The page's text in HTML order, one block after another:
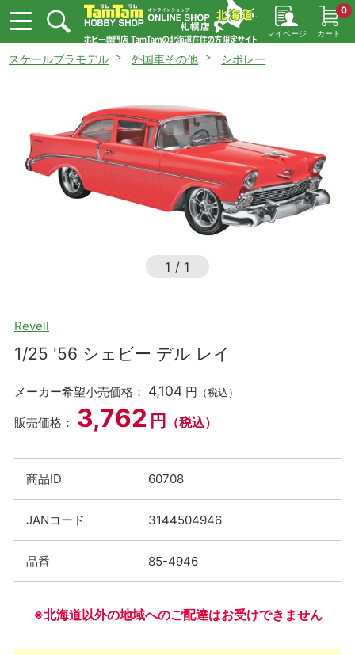
マイページ カート
0
スケールプラモデル 外国車その他 シボレー
1 / 1
Revell
1/25 '56 シェビー デル レイ
メーカー希望小売価格： 4,104 円 （税込）
販売価格： 3,762 円 （税込）
商品ID 60708
JANコード 3144504946
品番 85-4946
※北海道以外の地域へのご配達はお受けできません